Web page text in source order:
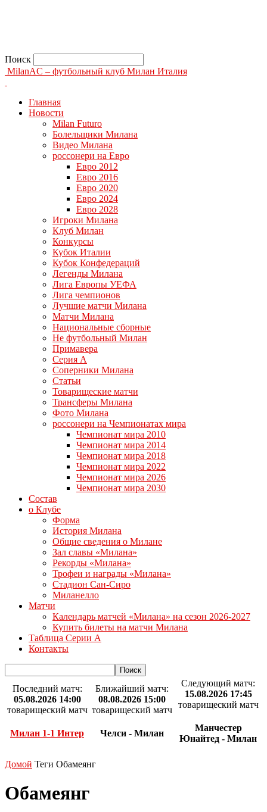
Поиск
MilanAC – футбольный клуб Милан Италия
Главная
Новости
Milan Futuro
Болельщики Милана
Видео Милана
россонери на Евро
Евро 2012
Евро 2016
Евро 2020
Евро 2024
Евро 2028
Игроки Милана
Клуб Милан
Конкурсы
Кубок Италии
Кубок Конфедераций
Легенды Милана
Лига Европы УЕФА
Лига чемпионов
Лучшие матчи Милана
Матчи Милана
Национальные сборные
Не футбольный Милан
Примавера
Серия А
Соперники Милана
Статьи
Товарищеские матчи
Трансферы Милана
Фото Милана
россонери на Чемпионатах мира
Чемпионат мира 2010
Чемпионат мира 2014
Чемпионат мира 2018
Чемпионат мира 2022
Чемпионат мира 2026
Чемпионат мира 2030
Состав
о Клубе
Форма
История Милана
Общие сведения о Милане
Зал славы «Милана»
Рекорды «Милана»
Трофеи и награды «Милана»
Стадион Сан-Сиро
Миланелло
Матчи
Календарь матчей «Милана» на сезон 2026-2027
Купить билеты на матчи Милана
Таблица Серии А
Контакты
Последний матч:
05.08.2026 14:00
товарищеский матч
Милан 1-1 Интер
Ближайший матч:
08.08.2026 15:00
товарищеский матч
Челси - Милан
Следующий матч:
15.08.2026 17:45
товарищеский матч
Манчестер
Юнайтед - Милан
Домой Теги Обамеянг
Обамеянг